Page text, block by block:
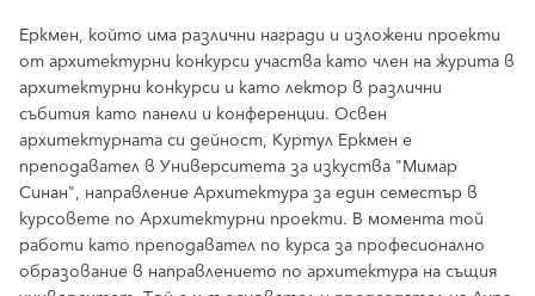
Еркмен, който има различни награди и изложени проекти
от архитектурни конкурси участва като член на журита в
архитектурни конкурси и като лектор в различни
събития като панели и конференции. Освен
архитектурната си дейност, Куртул Еркмен е
преподавател в Университета за изкуства "Мимар
Синан", направление Архитектура за един семестър в
курсовете по Архитектурни проекти. В момента той
работи като преподавател по курса за професионално
образование в направлението по архитектура на същия